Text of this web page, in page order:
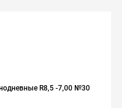
R8,5 -7,00 №30